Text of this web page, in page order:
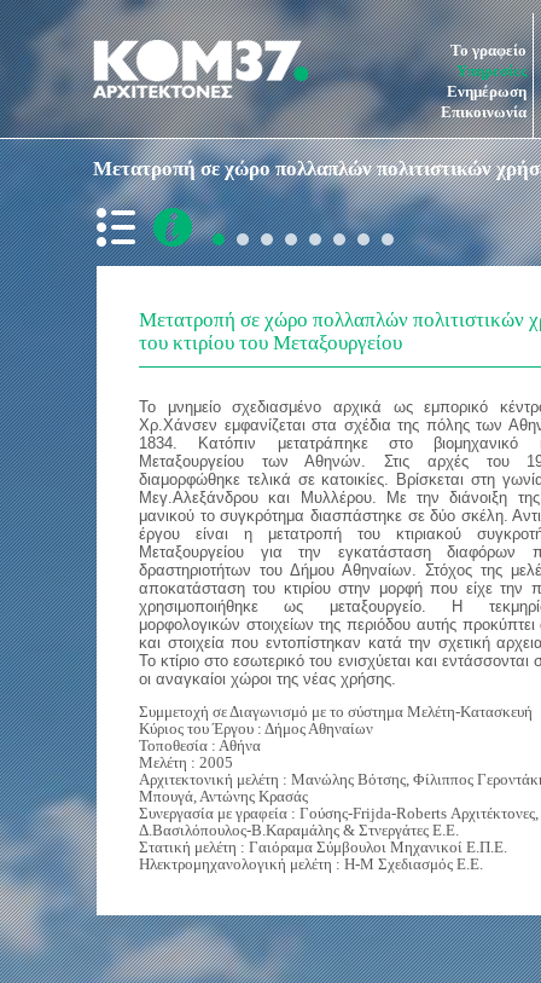
Το γραφείο
Υπηρεσίες
Ενημέρωση
Επικοινωνία
Μετατροπή σε χώρο πολλαπλών πολιτιστικών
Μετατροπή σε χώρο πολλαπλών πολιτιστικών
του κτιρίου του Μεταξουργείου
Το μνημείο σχεδιασμένο αρχικά ως εμπορικό
Χρ.Χάνσεν εμφανίζεται στα σχέδια της πόλης των
1834. Κατόπιν μετατράπηκε στο βιομηχανικό
Μεταξουργείου των Αθηνών. Στις αρχές του
διαμορφώθηκε τελικά σε κατοικίες. Βρίσκεται στη
Μεγ.Αλεξάνδρου και Μυλλέρου. Με την διάνοιξη
μανικού το συγκρότημα διασπάστηκε σε δύο σκέλη.
έργου είναι η μετατροπή του κτιριακού
Μεταξουργείου για την εγκατάσταση διαφόρων
δραστηριο­τή­των του Δήμου Αθηναίων. Στόχος της
αποκατάσταση του κτιρίου στην μορφή που είχε την
χρησιμοποιήθηκε ως μεταξουργείο. Η
μορφολογικών στοιχείων της περιόδου αυτής
και στοιχεία που εντοπίστηκαν κατά την σχετική
Το κτίριο στο εσωτερικό του ενισχύεται και εντάσσονται
οι αναγκαίοι χώροι της νέας χρήσης.
Συμμετοχή σε Διαγωνισμό με το σύστημα Μελέτη-Κατασκευή
Κύριος του Έργου : Δήμος Αθηναίων
Τοποθεσία : Αθήνα
Μελέτη : 2005
Αρχιτεκτονική μελέτη : Μανώλης Βότσης, Φίλιππος
Μπουγά, Αντώνης Κρασάς
Συνεργασία με γραφεία : Γούσης-Frijda-Roberts Αρχιτέκτονες,
Δ.Βασιλόπουλος-Β.Καραμάλης & Στνεργάτες Ε.Ε.
Στατική μελέτη : Γαιόραμα Σύμβουλοι Μηχανικοί Ε.Π.Ε.
Ηλεκτρομηχανολογική μελέτη : Η-Μ Σχεδιασμός Ε.Ε.